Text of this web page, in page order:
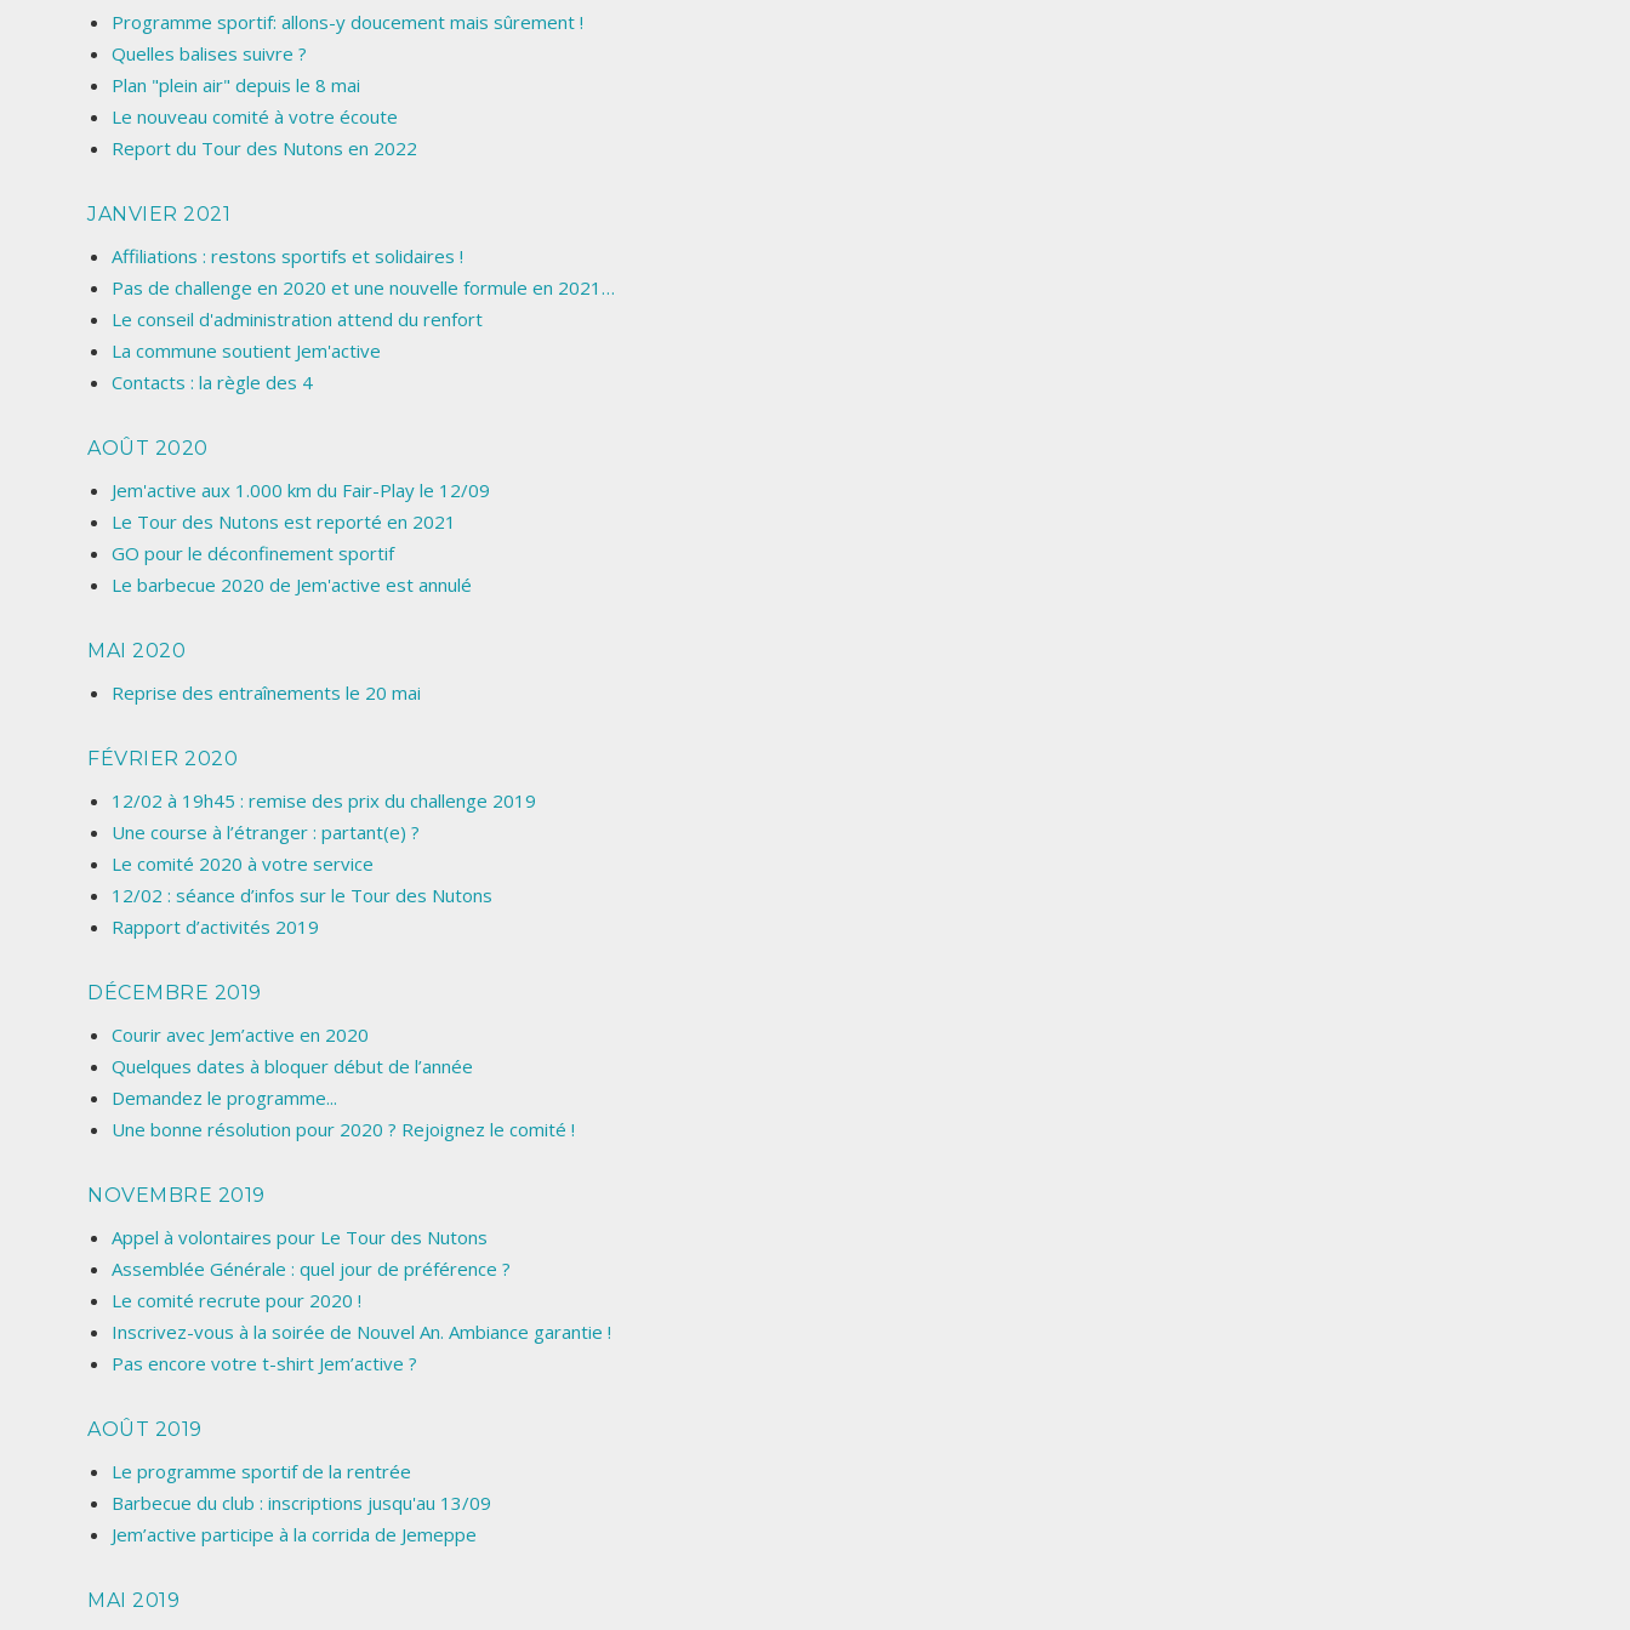
Programme sportif: allons-y doucement mais sûrement !
Quelles balises suivre ?
Plan "plein air" depuis le 8 mai
Le nouveau comité à votre écoute
Report du Tour des Nutons en 2022
JANVIER 2021
Affiliations : restons sportifs et solidaires !
Pas de challenge en 2020 et une nouvelle formule en 2021…
Le conseil d'administration attend du renfort
La commune soutient Jem'active
Contacts : la règle des 4
AOÛT 2020
Jem'active aux 1.000 km du Fair-Play le 12/09
Le Tour des Nutons est reporté en 2021
GO pour le déconfinement sportif
Le barbecue 2020 de Jem'active est annulé
MAI 2020
Reprise des entraînements le 20 mai
FÉVRIER 2020
12/02 à 19h45 : remise des prix du challenge 2019
Une course à l’étranger : partant(e) ?
Le comité 2020 à votre service
12/02 : séance d’infos sur le Tour des Nutons
Rapport d’activités 2019
DÉCEMBRE 2019
Courir avec Jem’active en 2020
Quelques dates à bloquer début de l’année
Demandez le programme...
Une bonne résolution pour 2020 ? Rejoignez le comité !
NOVEMBRE 2019
Appel à volontaires pour Le Tour des Nutons
Assemblée Générale : quel jour de préférence ?
Le comité recrute pour 2020 !
Inscrivez-vous à la soirée de Nouvel An. Ambiance garantie !
Pas encore votre t-shirt Jem’active ?
AOÛT 2019
Le programme sportif de la rentrée
Barbecue du club : inscriptions jusqu'au 13/09
Jem’active participe à la corrida de Jemeppe
MAI 2019